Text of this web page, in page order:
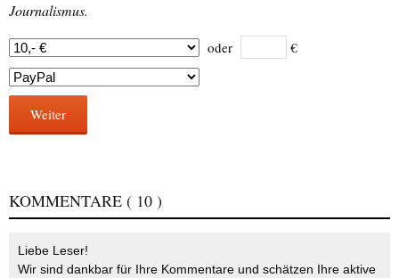
Journalismus.
oder €
Weiter
KOMMENTARE ( 10 )
Liebe Leser!
Wir sind dankbar für Ihre Kommentare und schätzen Ihre aktive